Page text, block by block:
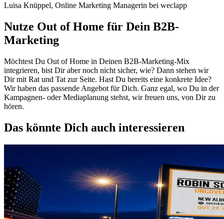
Luisa Knüppel, Online Marketing Managerin bei weclapp
Nutze Out of Home für Dein B2B-
Marketing
Möchtest Du Out of Home in Deinen B2B-Marketing-Mix
integrieren, bist Dir aber noch nicht sicher, wie? Dann stehen wir
Dir mit Rat und Tat zur Seite. Hast Du bereits eine konkrete Idee?
Wir haben das passende Angebot für Dich. Ganz egal, wo Du in der
Kampagnen- oder Mediaplanung stehst, wir freuen uns, von Dir zu
hören.
Das könnte Dich auch interessieren